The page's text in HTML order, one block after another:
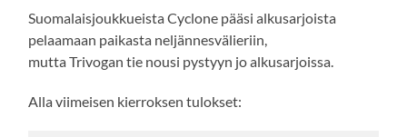
Suomalaisjoukkueista Cyclone pääsi alkusarjoista
pelaamaan paikasta neljännesvälieriin,
mutta Trivogan tie nousi pystyyn jo alkusarjoissa.
Alla viimeisen kierroksen tulokset: